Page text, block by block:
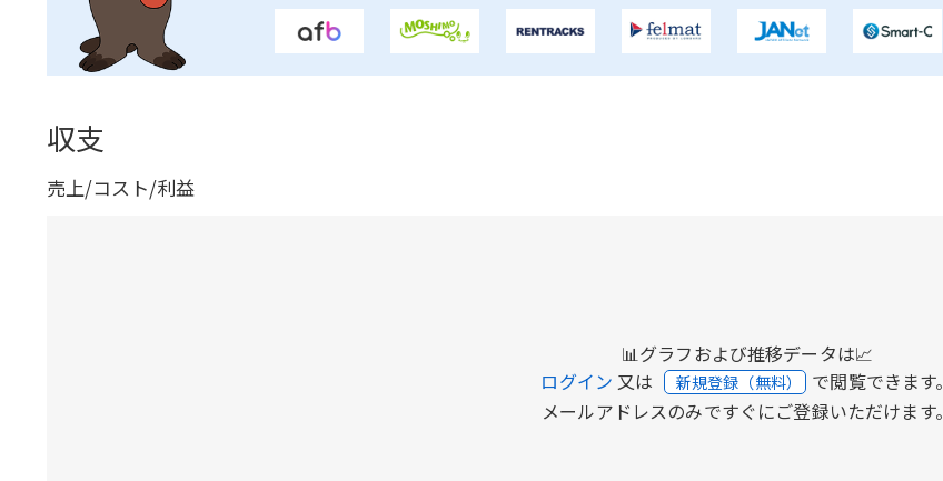
収支
売上/コスト/利益
📊グラフおよび推移データは📈
ログイン 又は 新規登録（無料） で閲覧できます。
メールアドレスのみですぐにご登録いただけます。